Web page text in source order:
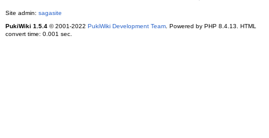
Site admin: sagasite
PukiWiki 1.5.4© 2001-2022 PukiWiki Development Team. Powered by PHP 8.4.13. HTML
convert time: 0.001 sec.